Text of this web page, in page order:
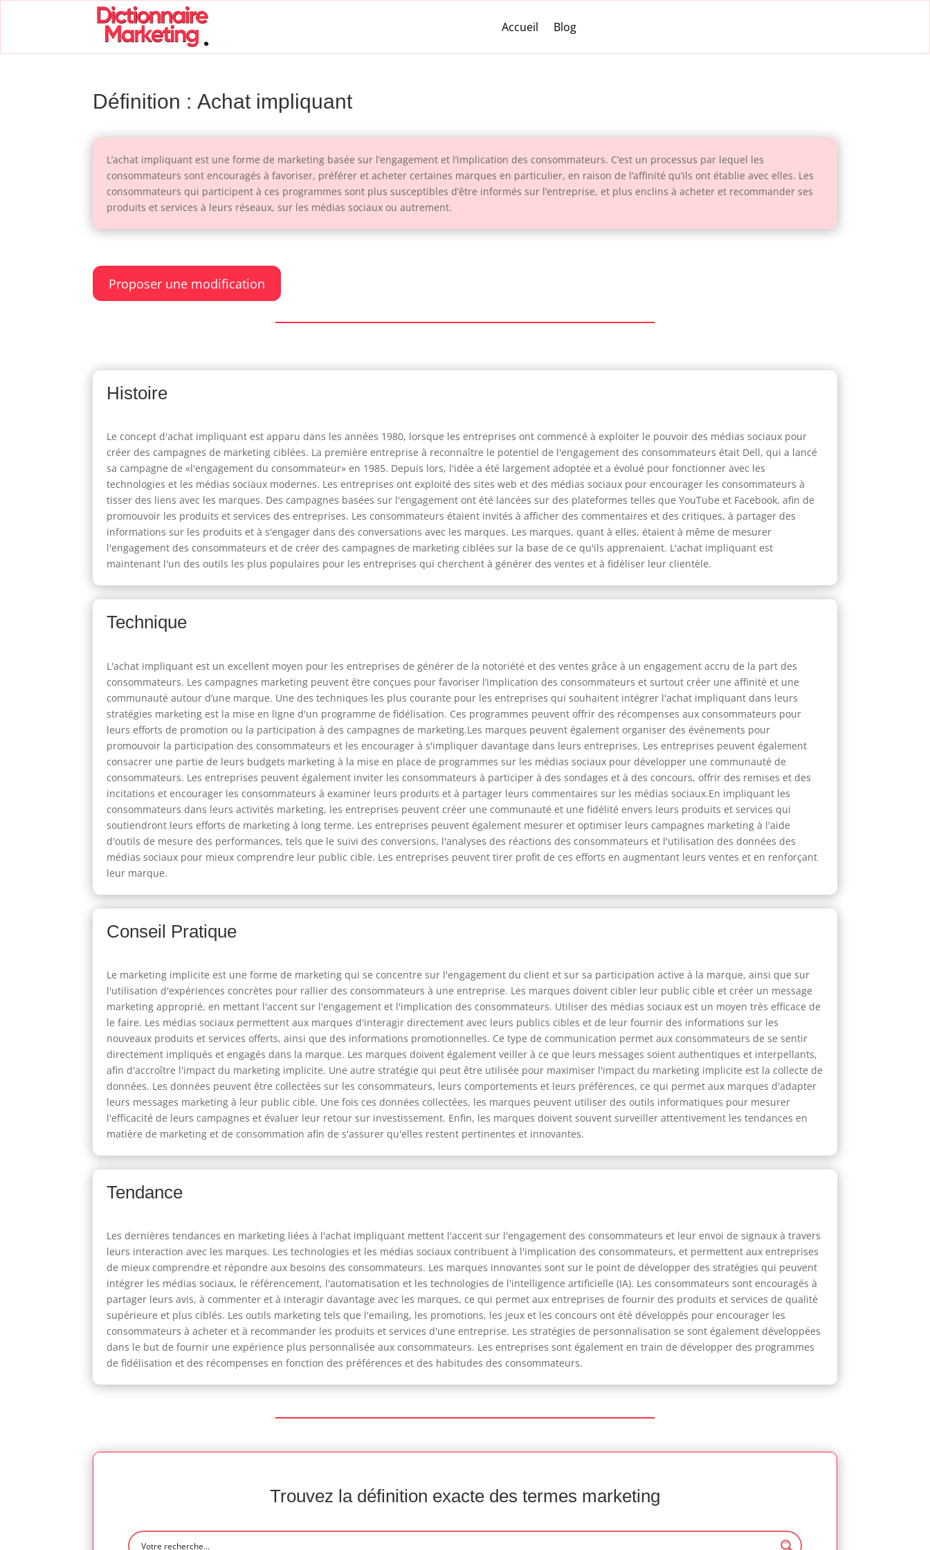
Accueil Blog
Définition : Achat impliquant
L’achat impliquant est une forme de marketing basée sur l’engagement et l’implication des consommateurs. C’est un processus par lequel les
consommateurs sont encouragés à favoriser, préférer et acheter certaines marques en particulier, en raison de l’affinité qu’ils ont établie avec elles. Les
consommateurs qui participent à ces programmes sont plus susceptibles d’être informés sur l’entreprise, et plus enclins à acheter et recommander ses
produits et services à leurs réseaux, sur les médias sociaux ou autrement.
Proposer une modification
Histoire
Le concept d'achat impliquant est apparu dans les années 1980, lorsque les entreprises ont commencé à exploiter le pouvoir des médias sociaux pour
créer des campagnes de marketing ciblées. La première entreprise à reconnaître le potentiel de l'engagement des consommateurs était Dell, qui a lancé
sa campagne de «l'engagement du consommateur» en 1985. Depuis lors, l'idée a été largement adoptée et a évolué pour fonctionner avec les
technologies et les médias sociaux modernes. Les entreprises ont exploité des sites web et des médias sociaux pour encourager les consommateurs à
tisser des liens avec les marques. Des campagnes basées sur l'engagement ont été lancées sur des plateformes telles que YouTube et Facebook, afin de
promouvoir les produits et services des entreprises. Les consommateurs étaient invités à afficher des commentaires et des critiques, à partager des
informations sur les produits et à s'engager dans des conversations avec les marques. Les marques, quant à elles, étaient à même de mesurer
l'engagement des consommateurs et de créer des campagnes de marketing ciblées sur la base de ce qu'ils apprenaient. L'achat impliquant est
maintenant l'un des outils les plus populaires pour les entreprises qui cherchent à générer des ventes et à fidéliser leur clientèle.
Technique
L'achat impliquant est un excellent moyen pour les entreprises de générer de la notoriété et des ventes grâce à un engagement accru de la part des
consommateurs. Les campagnes marketing peuvent être conçues pour favoriser l’implication des consommateurs et surtout créer une affinité et une
communauté autour d’une marque. Une des techniques les plus courante pour les entreprises qui souhaitent intégrer l'achat impliquant dans leurs
stratégies marketing est la mise en ligne d'un programme de fidélisation. Ces programmes peuvent offrir des récompenses aux consommateurs pour
leurs efforts de promotion ou la participation à des campagnes de marketing.Les marques peuvent également organiser des événements pour
promouvoir la participation des consommateurs et les encourager à s'impliquer davantage dans leurs entreprises. Les entreprises peuvent également
consacrer une partie de leurs budgets marketing à la mise en place de programmes sur les médias sociaux pour développer une communauté de
consommateurs. Les entreprises peuvent également inviter les consommateurs à participer à des sondages et à des concours, offrir des remises et des
incitations et encourager les consommateurs à examiner leurs produits et à partager leurs commentaires sur les médias sociaux.En impliquant les
consommateurs dans leurs activités marketing, les entreprises peuvent créer une communauté et une fidélité envers leurs produits et services qui
soutiendront leurs efforts de marketing à long terme. Les entreprises peuvent également mesurer et optimiser leurs campagnes marketing à l'aide
d'outils de mesure des performances, tels que le suivi des conversions, l'analyses des réactions des consommateurs et l'utilisation des données des
médias sociaux pour mieux comprendre leur public cible. Les entreprises peuvent tirer profit de ces efforts en augmentant leurs ventes et en renforçant
leur marque.
Conseil Pratique
Le marketing implicite est une forme de marketing qui se concentre sur l'engagement du client et sur sa participation active à la marque, ainsi que sur
l'utilisation d'expériences concrètes pour rallier des consommateurs à une entreprise. Les marques doivent cibler leur public cible et créer un message
marketing approprié, en mettant l'accent sur l'engagement et l'implication des consommateurs. Utiliser des médias sociaux est un moyen très efficace de
le faire. Les médias sociaux permettent aux marques d'interagir directement avec leurs publics cibles et de leur fournir des informations sur les
nouveaux produits et services offerts, ainsi que des informations promotionnelles. Ce type de communication permet aux consommateurs de se sentir
directement impliqués et engagés dans la marque. Les marques doivent également veiller à ce que leurs messages soient authentiques et interpellants,
afin d'accroître l'impact du marketing implicite. Une autre stratégie qui peut être utilisée pour maximiser l'impact du marketing implicite est la collecte de
données. Les données peuvent être collectées sur les consommateurs, leurs comportements et leurs préférences, ce qui permet aux marques d'adapter
leurs messages marketing à leur public cible. Une fois ces données collectées, les marques peuvent utiliser des outils informatiques pour mesurer
l'efficacité de leurs campagnes et évaluer leur retour sur investissement. Enfin, les marques doivent souvent surveiller attentivement les tendances en
matière de marketing et de consommation afin de s'assurer qu'elles restent pertinentes et innovantes.
Tendance
Les dernières tendances en marketing liées à l'achat impliquant mettent l'accent sur l'engagement des consommateurs et leur envoi de signaux à travers
leurs interaction avec les marques. Les technologies et les médias sociaux contribuent à l'implication des consommateurs, et permettent aux entreprises
de mieux comprendre et répondre aux besoins des consommateurs. Les marques innovantes sont sur le point de développer des stratégies qui peuvent
intégrer les médias sociaux, le référencement, l'automatisation et les technologies de l'intelligence artificielle (IA). Les consommateurs sont encouragés à
partager leurs avis, à commenter et à interagir davantage avec les marques, ce qui permet aux entreprises de fournir des produits et services de qualité
supérieure et plus ciblés. Les outils marketing tels que l'emailing, les promotions, les jeux et les concours ont été développés pour encourager les
consommateurs à acheter et à recommander les produits et services d'une entreprise. Les stratégies de personnalisation se sont également développées
dans le but de fournir une expérience plus personnalisée aux consommateurs. Les entreprises sont également en train de développer des programmes
de fidélisation et des récompenses en fonction des préférences et des habitudes des consommateurs.
Trouvez la définition exacte des termes marketing